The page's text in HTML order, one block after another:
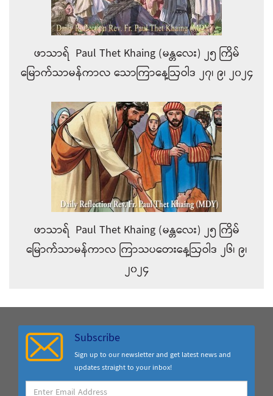
ဖာသာရ် Paul Thet Khaing (မန္တလေး) ၂၅ ကြိမ်
မြောက်သာမန်ကာလ သောကြာနေ့ဩဝါဒ ၂၇၊ ၉၊ ၂၀၂၄
ဖာသာရ် Paul Thet Khaing (မန္တလေး) ၂၅ ကြိမ်
မြောက်သာမန်ကာလ ကြာသပတေးနေ့ဩဝါဒ ၂၆၊ ၉၊
၂၀၂၄
Subscribe
Sign up to our newsletter and get latest news and
updates straight to your inbox!